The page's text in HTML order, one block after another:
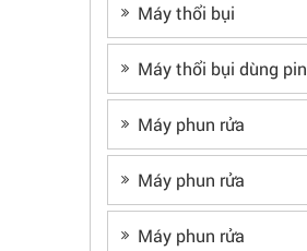
Máy thổi bụi
Máy thổi bụi dùng pin
Máy phun rửa
Máy phun rửa
Máy phun rửa